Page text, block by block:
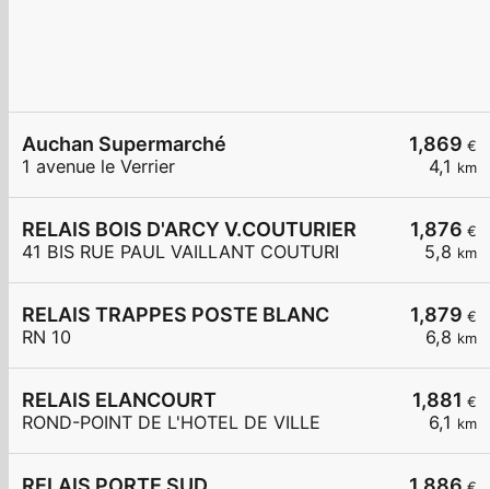
1,869 €
4,1 km
Auchan Supermarché
1 avenue le Verrier
1,876 €
5,8 km
RELAIS BOIS D'ARCY V.COUTURIER
41 BIS RUE PAUL VAILLANT COUTURI
1,879 €
6,8 km
RELAIS TRAPPES POSTE BLANC
RN 10
1,881 €
6,1 km
RELAIS ELANCOURT
ROND-POINT DE L'HOTEL DE VILLE